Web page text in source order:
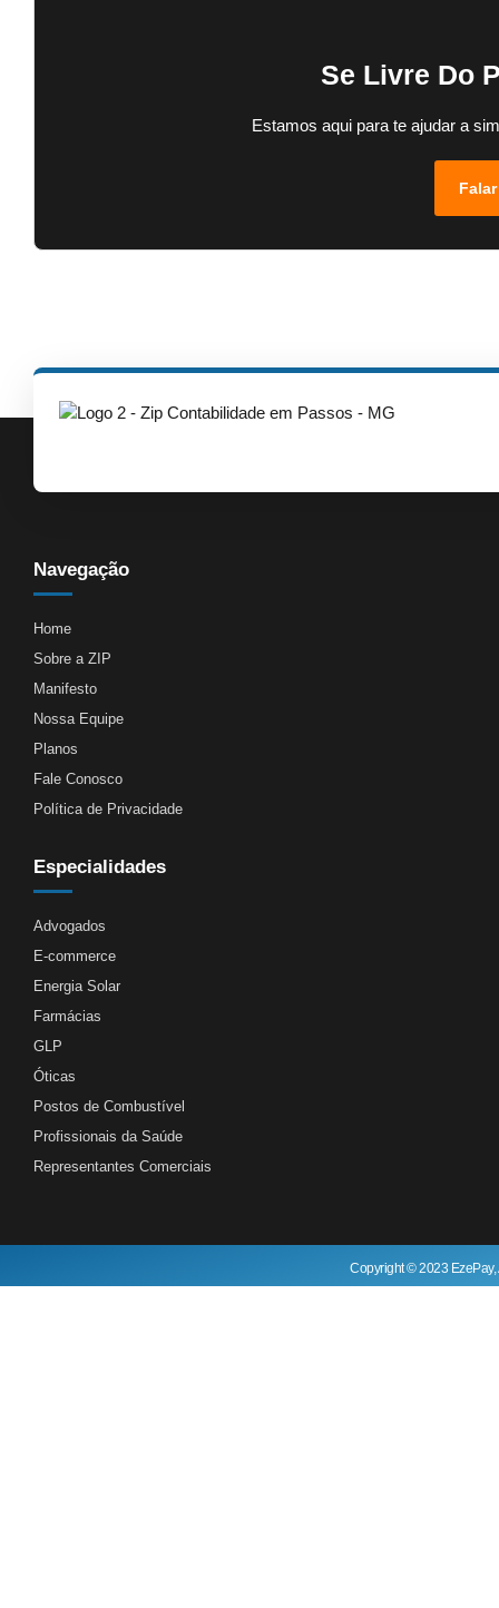
Se Livre Do
Estamos aqui para te ajudar a
Navegação
Home
Sobre a ZIP
Manifesto
Nossa Equipe
Planos
Fale Conosco
Política de Privacidade
Especialidades
Advogados
E-commerce
Energia Solar
Farmácias
GLP
Óticas
Postos de Combustível
Profissionais da Saúde
Representantes Comerciais
Copyright © 2023